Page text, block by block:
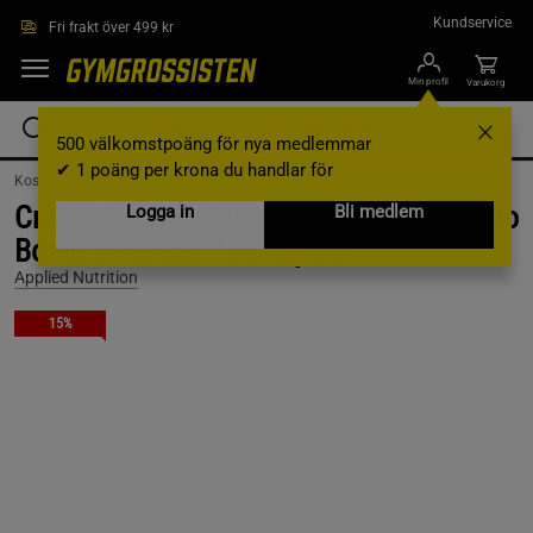
Fri frakt över 499 kr Kundservice
Min profil
500 välkomstpoäng för nya medlemmar
✔ 1 poäng per krona du handlar för
Logga in
Bli medlem
Varukorg
Kosttillskott /Gainer
Critical Mass Gainer 2,4 kg Vanilla + Testo
Bomb Enhancer 120 Kapslar
Applied Nutrition
15%